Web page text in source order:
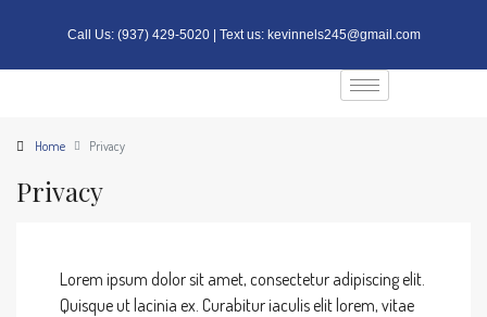
Call Us: (937) 429-5020| Text us: kevinnels245@gmail.com
Home Privacy
Privacy
Lorem ipsum dolor sit amet, consectetur adipiscing elit.
Quisque ut lacinia ex. Curabitur iaculis elit lorem, vitae